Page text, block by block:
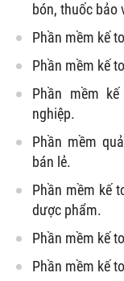
bón, thuốc bảo
Phần mềm kế
Phần mềm kế
Phần mềm
nghiệp.
Phần mềm
bán lẻ.
Phần mềm kế
dược phẩm.
Phần mềm kế
Phần mềm kế